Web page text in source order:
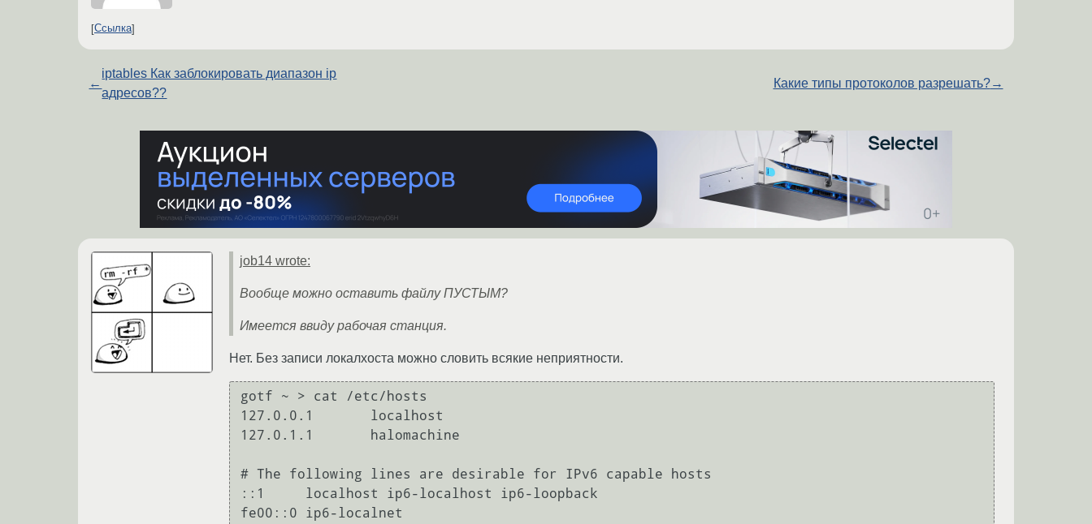
Ссылка
←
iptables Как заблокировать диапазон ip
адресов??
Какие типы протоколов разрешать?→
job14 wrote:
Вообще можно оставить файлу ПУСТЫМ?
Имеется ввиду рабочая станция.
Нет. Без записи локалхоста можно словить всякие неприятности.
gotf ~ > cat /etc/hosts
127.0.0.1	localhost
127.0.1.1	halomachine
# The following lines are desirable for IPv6 capable hosts
::1     localhost ip6-localhost ip6-loopback
fe00::0 ip6-localnet